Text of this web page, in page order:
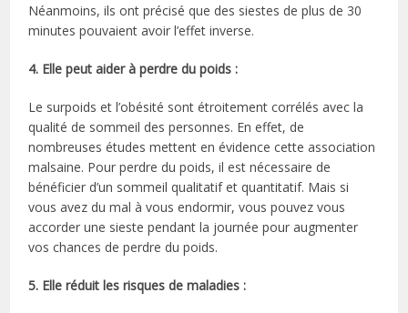
Néanmoins, ils ont précisé que des siestes de plus de 30
minutes pouvaient avoir l’effet inverse.
4. Elle peut aider à perdre du poids :
Le surpoids et l’obésité sont étroitement corrélés avec la
qualité de sommeil des personnes. En effet, de
nombreuses études mettent en évidence cette association
malsaine. Pour perdre du poids, il est nécessaire de
bénéficier d’un sommeil qualitatif et quantitatif. Mais si
vous avez du mal à vous endormir, vous pouvez vous
accorder une sieste pendant la journée pour augmenter
vos chances de perdre du poids.
5. Elle réduit les risques de maladies :